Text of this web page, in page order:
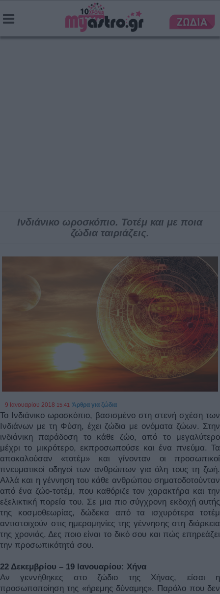
Ινδιάνικο ωροσκόπιο. Τοτέμ και με ποια
ζώδια ταιριάζεις.
9 Ιανουαρίου 2018 15:41 Άρθρα για ζώδια
Το Ινδιάνικο ωροσκόπιο, βασισμένο στη στενή σχέση των
Ινδιάνων με τη Φύση, έχει ζώδια με ονόματα ζώων. Στην
ινδιάνικη παράδοση το κάθε ζώο, από το μεγαλύτερο
μέχρι το μικρότερο, εκπροσωπούσε και ένα πνεύμα. Τα
αποκαλούσαν «τοτέμ» και γίνονταν οι προσωπικοί
πνευματικοί οδηγοί των ανθρώπων για όλη τους τη ζωή.
Αλλά και η γέννηση του κάθε ανθρώπου σηματοδοτούνταν
από ένα ζώο-τοτέμ, που καθόριζε τον χαρακτήρα και την
εξελικτική πορεία του. Σε μια πιο σύγχρονη εκδοχή αυτής
της κοσμοθεωρίας, δώδεκα από τα ισχυρότερα τοτέμ
αντιστοιχούν στις ημερομηνίες της γέννησης στη διάρκεια
της χρονιάς. Δες ποιο είναι το δικό σου και πώς επηρεάζει
την προσωπικότητά σου.
22 Δεκεμβρίου – 19 Ιανουαρίου: Χήνα
Αν γεννήθηκες στο ζώδιο της Χήνας, είσαι η
προσωποποίηση της «ήρεμης δύναμης». Παρόλο που δεν